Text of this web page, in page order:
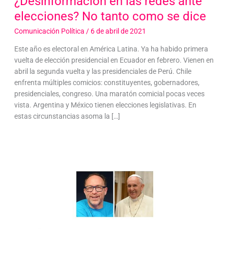
elecciones? No tanto como se dice
Comunicación Política / 6 de abril de 2021
Este año es electoral en América Latina. Ya ha habido primera
vuelta de elección presidencial en Ecuador en febrero. Vienen en
abril la segunda vuelta y las presidenciales de Perú. Chile
enfrenta múltiples comicios: constituyentes, gobernadores,
presidenciales, congreso. Una maratón comicial pocas veces
vista. Argentina y México tienen elecciones legislativas. En
estas circunstancias asoma la […]